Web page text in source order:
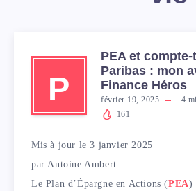
P
PEA et
Paribas : mon
Finance Héros
février 19, 2025 4
161
Mis à jour le 3 janvier 2025
parAntoine Ambert
Le Plan d’Épargne en Actions (PEA)